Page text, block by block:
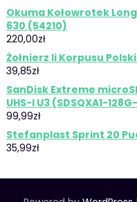
Okuma Kołowrotek
630 (54210)
220,00zł
Żołnierz Ii Korpusu
39,85zł
SanDisk Extreme
UHS-I U3 (SDSQXA1-
99,99zł
Stefanplast Sprint 20
35,99zł